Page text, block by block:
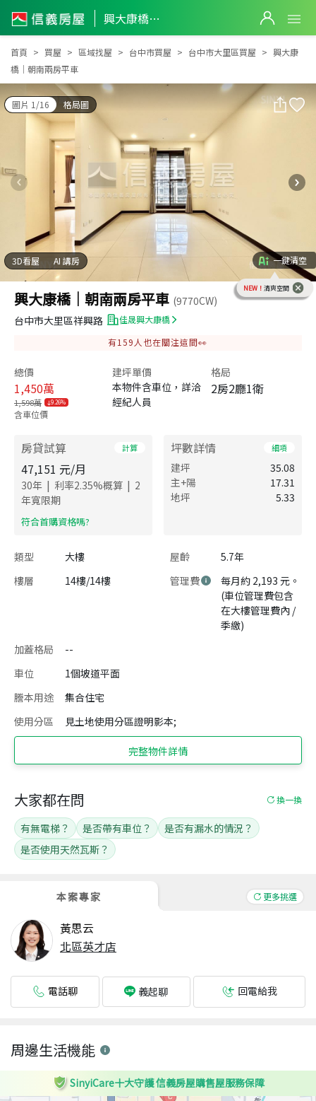
興大康橋｜朝南兩房平車
興大康橋｜朝南兩房平車
首頁 買屋 區域找屋 台中市買屋 台中市大里區買屋
興大康
橋｜朝南兩房平車
圖片 1/16 格局圖
3D看屋 AI 講房 一鍵清空
NEW！ 清爽空間
興大康橋｜朝南兩房平車 (9770CW)
台中市大里區祥興路
佳晟興大康橋
有159 人也在關注這間👀
總價
1,450萬
1,598萬 9.26%
含車位價
建坪單價
本物件含車位，詳洽
經紀人員
格局
2房2廳1衛
房貸試算 計算
47,151 元/月
30年 | 利率2.35%概算 | 2
年寬限期
​符合首購資格嗎?
坪數詳情 細項
建坪
35.08
主+陽
17.31
地坪
5.33
類型 大樓 屋齡
5.7年
樓層
14樓/14樓 管理費
每月約 2,193 元。
(車位管理費包含
在大樓管理費內 /
季繳)
加蓋格局
--
車位
1個坡道平面
謄本用途
集合住宅
使用分區
見土地使用分區證明影本;
完整物件詳情
本案專家 更多挑選
黃思云
北區英才店
電話聊 義起聊 回電給我
大家都在問 換一換
有無電梯？ 是否帶有車位？
是否有漏水的情況？
是否使用天然瓦斯？
周邊生活機能
SinyiCare十大守護 信義房屋購售屋服務保障